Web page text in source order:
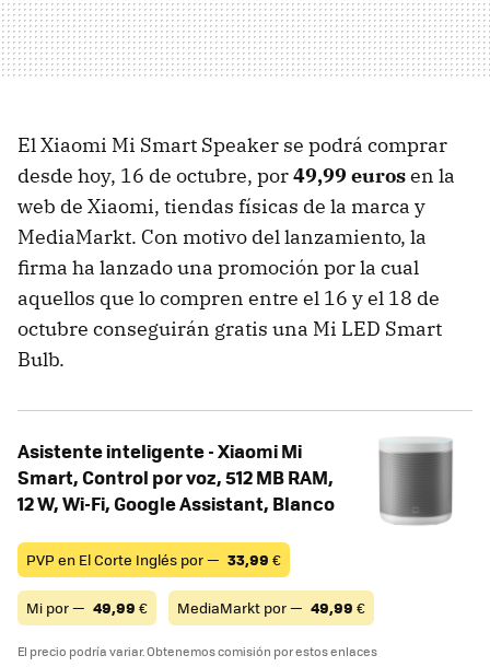
El Xiaomi Mi Smart Speaker se podrá comprar
desde hoy, 16 de octubre, por49,99 eurosen la
web de Xiaomi, tiendas físicas de la marca y
MediaMarkt. Con motivo del lanzamiento, la
firma ha lanzado una promoción por la cual
aquellos que lo compren entre el 16 y el 18 de
octubre conseguirán gratis una Mi LED Smart
Bulb.
Asistente inteligente - Xiaomi Mi
Smart, Control por voz, 512 MB RAM,
12 W, Wi-Fi, Google Assistant, Blanco
PVP en El Corte Inglés por — 33,99 €
Mi por — 49,99 € MediaMarkt por — 49,99 €
El precio podría variar. Obtenemos comisión por estos enlaces